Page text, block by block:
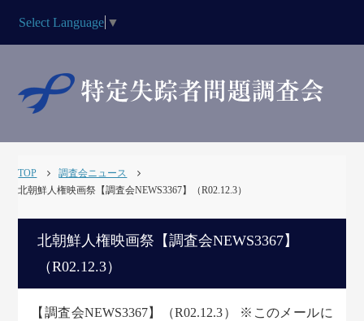
Select Language ▼
TOP
調査会ニュース
北朝鮮人権映画祭【調査会NEWS3367】（R02.12.3）
北朝鮮人権映画祭【調査会NEWS3367】
（R02.12.3）
【調査会NEWS3367】（R02.12.3） ※このメールに